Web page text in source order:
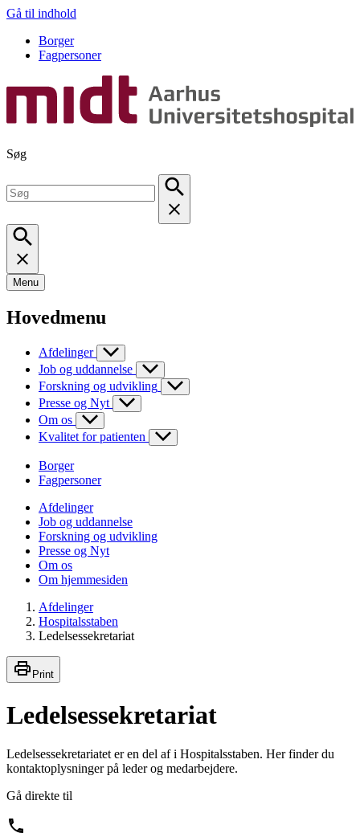
Gå til indhold
Borger
Fagpersoner
Søg
Menu
Hovedmenu
Afdelinger
Job og uddannelse
Forskning og udvikling
Presse og Nyt
Om os
Kvalitet for patienten
Borger
Fagpersoner
Afdelinger
Job og uddannelse
Forskning og udvikling
Presse og Nyt
Om os
Om hjemmesiden
Afdelinger
Hospitalsstaben
Ledelsessekretariat
Print
Ledelsessekretariat
Ledelsessekretariatet er en del af i Hospitalsstaben. Her finder du
kontaktoplysninger på leder og medarbejdere.
Gå direkte til